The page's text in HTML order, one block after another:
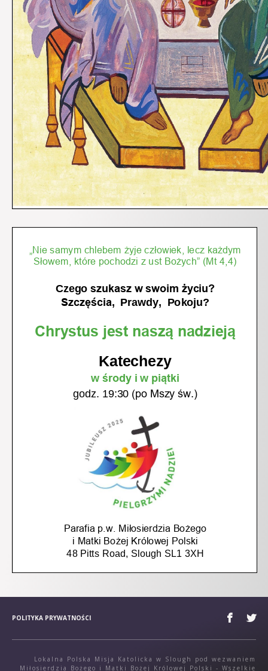
POLITYKA PRYWATNOŚCI
Lokalna Polska Misja Katolicka w Slough pod wezwaniem
Miłosierdzia Bożego i Matki Bożej Królowej Polski - Wszelkie